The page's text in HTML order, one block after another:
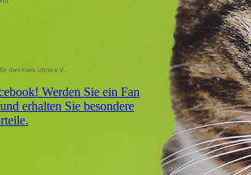
Werden Sie ein Fan
erhalten Sie besondere